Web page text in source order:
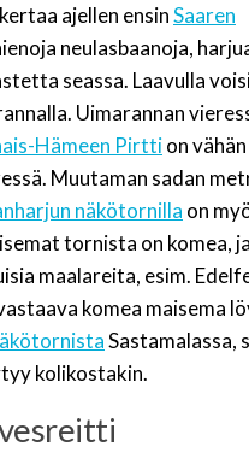
ajellen ensinSaaren
neulasbaanoja,
seassa. Laavulla
Uimarannan
Hämeen Pirttion
Muutaman sadan
näkötornilla on
tornista on komea,
maalareita, esim.
komea maisema
Sastamalassa,
kolikostakin.